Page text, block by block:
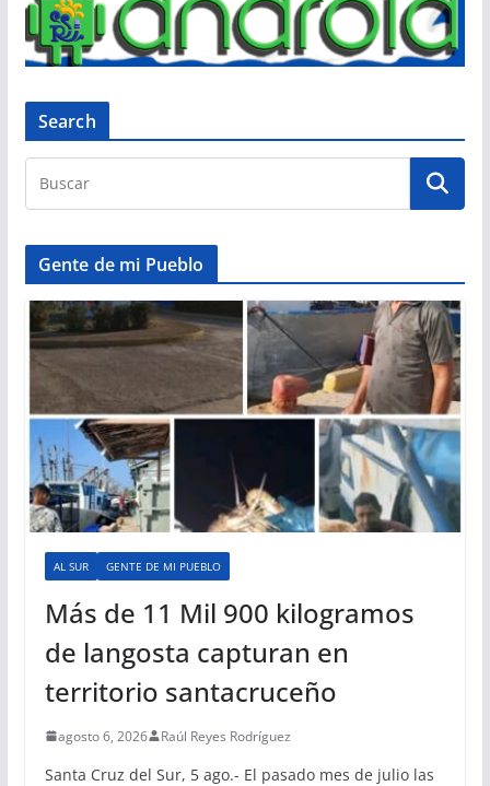
Search
Gente de mi Pueblo
AL SUR GENTE DE MI PUEBLO
Más de 11 Mil 900 kilogramos
de langosta capturan en
territorio santacruceño
agosto 6, 2026 Raúl Reyes Rodríguez
Santa Cruz del Sur, 5 ago.- El pasado mes de julio las